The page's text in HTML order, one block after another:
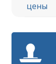
цены